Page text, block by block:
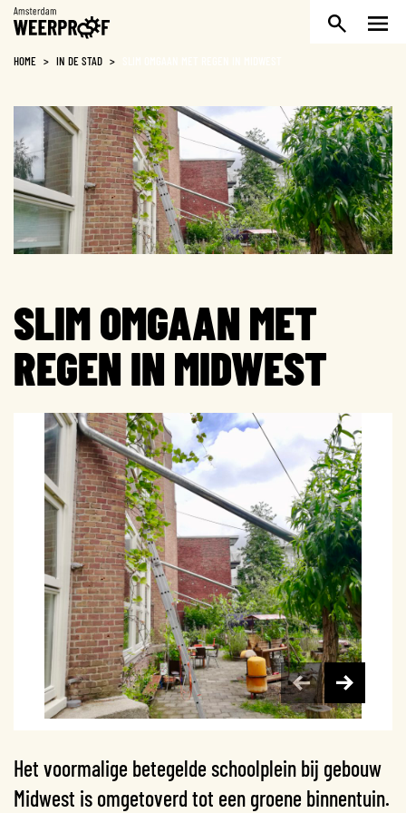
Weerproof
HOME > IN DE STAD >
SLIM OMGAAN MET
REGEN IN MIDWEST
Het voormalige betegelde schoolplein bij gebouw
Midwest is omgetoverd tot een groene binnentuin.